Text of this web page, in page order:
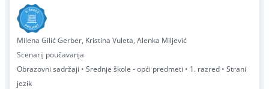
Milena Gilić Gerber, Kristina Vuleta, Alenka Miljević
Scenarij poučavanja
Obrazovni sadržaji • Srednje škole - opći predmeti • 1. razred • Strani
jezik